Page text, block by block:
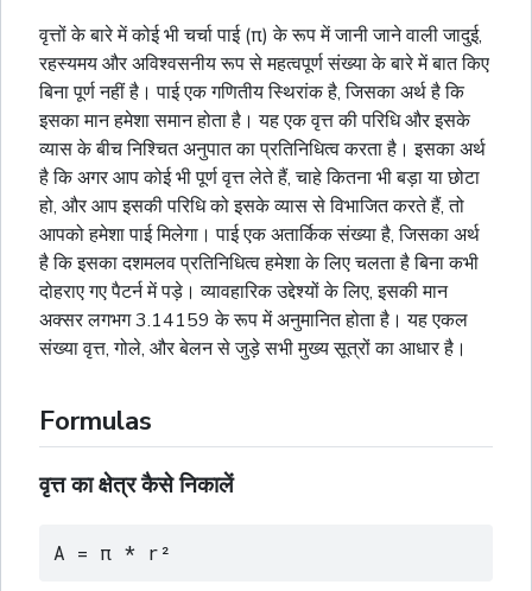
वृत्तों के बारे में कोई भी चर्चा पाई (π) के रूप में जानी जाने वाली जादुई,
रहस्यमय और अविश्वसनीय रूप से महत्वपूर्ण संख्या के बारे में बात किए
बिना पूर्ण नहीं है। पाई एक गणितीय स्थिरांक है, जिसका अर्थ है कि
इसका मान हमेशा समान होता है। यह एक वृत्त की परिधि और इसके
व्यास के बीच निश्चित अनुपात का प्रतिनिधित्व करता है। इसका अर्थ
है कि अगर आप कोई भी पूर्ण वृत्त लेते हैं, चाहे कितना भी बड़ा या छोटा
हो, और आप इसकी परिधि को इसके व्यास से विभाजित करते हैं, तो
आपको हमेशा पाई मिलेगा। पाई एक अतार्किक संख्या है, जिसका अर्थ
है कि इसका दशमलव प्रतिनिधित्व हमेशा के लिए चलता है बिना कभी
दोहराए गए पैटर्न में पड़े। व्यावहारिक उद्देश्यों के लिए, इसकी मान
अक्सर लगभग 3.14159 के रूप में अनुमानित होता है। यह एकल
संख्या वृत्त,गोले, औरबेलनसे जुड़े सभी मुख्य सूत्रों का आधार है।
Formulas
वृत्त का क्षेत्र कैसे निकालें
A = π * r²